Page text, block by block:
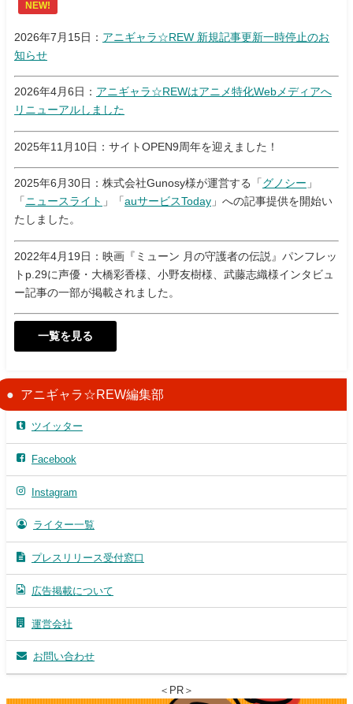
NEW!
2026年7月15日： アニギャラ☆REW 新規記事更新一時停止のお
知らせ
2026年4月6日： アニギャラ☆REWはアニメ特化Webメディアへ
リニューアルしました
2025年11月10日：サイトOPEN9周年を迎えました！
2025年6月30日：株式会社Gunosy様が運営する「 グノシー 」
「 ニュースライト 」「 auサービスToday 」への記事提供を開始い
たしました。
2022年4月19日：映画『ミューン 月の守護者の伝説』パンフレッ
トp.29に声優・大橋彩香様、小野友樹様、武藤志織様インタビュ
ー記事の一部が掲載されました。
一覧を見る
アニギャラ☆REW編集部
ツイッター
Facebook
Instagram
ライター一覧
プレスリリース受付窓口
広告掲載について
運営会社
お問い合わせ
＜PR＞